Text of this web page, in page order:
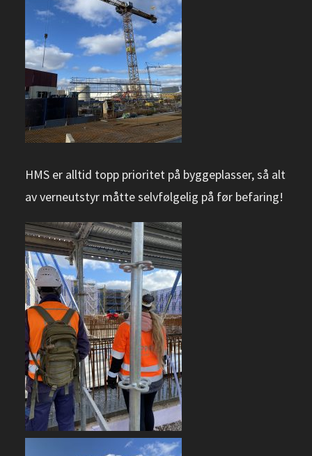
HMS er alltid topp prioritet på byggeplasser, så alt
av verneutstyr måtte selvfølgelig på før befaring!